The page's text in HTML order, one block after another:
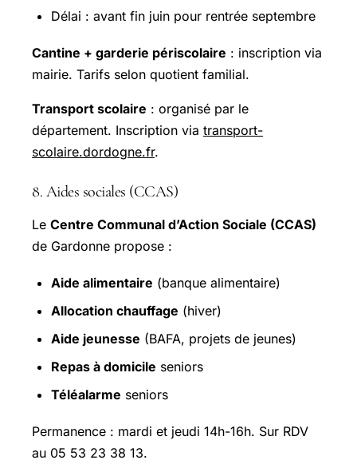
Délai : avant fin juin pour rentrée septembre
Cantine + garderie périscolaire : inscription via
mairie. Tarifs selon quotient familial.
Transport scolaire : organisé par le
département. Inscription via transport-
scolaire.dordogne.fr.
8. Aides sociales (CCAS)
Le Centre Communal d’Action Sociale (CCAS)
de Gardonne propose :
Aide alimentaire (banque alimentaire)
Allocation chauffage (hiver)
Aide jeunesse (BAFA, projets de jeunes)
Repas à domicile seniors
Téléalarme seniors
Permanence : mardi et jeudi 14h-16h. Sur RDV
au 05 53 23 38 13.